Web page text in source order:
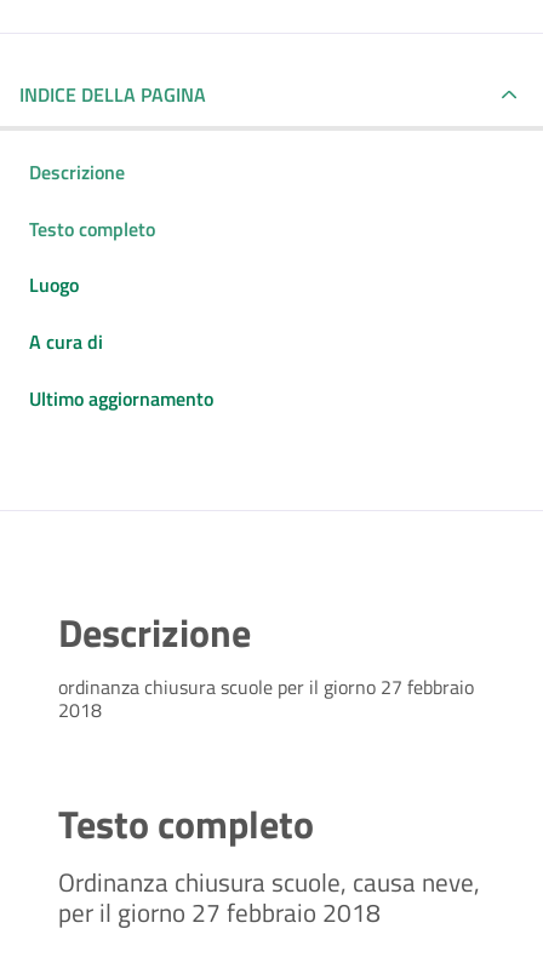
INDICE DELLA PAGINA
Descrizione
Testo completo
Luogo
A cura di
Ultimo aggiornamento
Descrizione
ordinanza chiusura scuole per il giorno 27 febbraio
2018
Testo completo
Ordinanza chiusura scuole, causa neve,
per il giorno 27 febbraio 2018